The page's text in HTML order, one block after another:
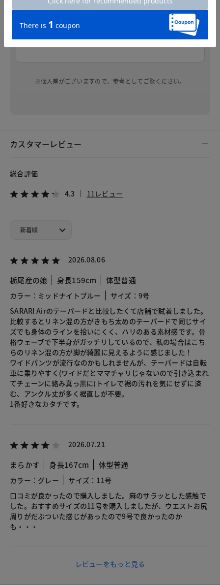
ストレッチで着心地がよいです。腕を出すのにい
つも躊躇してしまうのですが袖口が広いので意外
と気にならず着られました。お尻が隠れる丈も助
かります。
※個人差がございますので、参考としてご覧ください。
カスタマーレビュー
総合評価
4.3 11レビュー
2026.08.06
栃尾産の娘 身長159cm 体型普通
カラー：ミッドナイトブルー
サイズ：9号
SARARI Airのテーパードと比較したくて店舗で試着しました。
比較するとリネン混の方がきもち太めのテーパードで同じサイ
ズでも身体のラインを拾いにくく、ハリのある素材感です。骨
格ウェーブで下半身がガッチリしているので、私の場合はこち
らのリネン混の方が脚が綺麗に見えるように感じました！
ワイドパンツが流行なのかもしれませんが、テーパードは自転
車に乗りやすく(ワイドだとママチャリじゃないので引き込まれ
てチェーンに絡み真っ黒に)トイレで裾の汚れを気にせずに済
む、アンクル丈が多く裾直しが不要。
1番好きなカタチです。
2026.07.21
まらかす 身長167cm 体型普通
カラー：グレー
サイズ：11号
口コミが良かったので購入しました。麻のサラッとした感触で
した。おすすめサイズの11号を購入しましたが、ウエストお尻
周りがだぶついた感じがあったので9号で良かったのか
も・・・
レビューをもっと見る